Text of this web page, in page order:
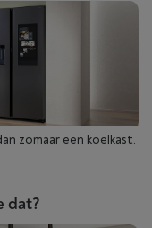
zomaar een koelkast.
dat?